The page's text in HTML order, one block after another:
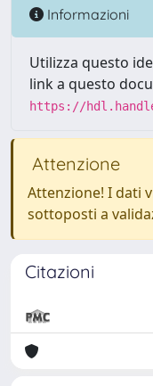
Informazioni
Utilizza questo
link a questo
https://
Attenzione
Attenzione! I dati
sottoposti a
Citazioni